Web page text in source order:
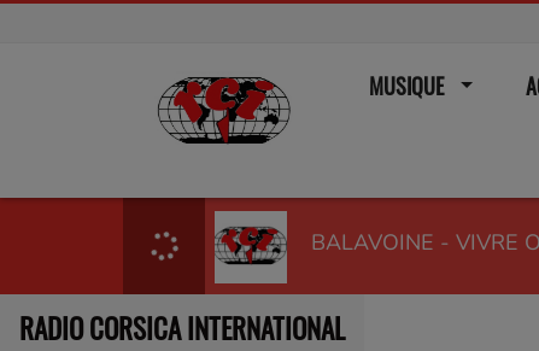
MUSIQUE
BALAVOINE - VIVRE
RADIO CORSICA INTERNATIONAL